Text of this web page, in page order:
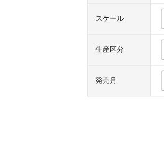
スケール
生産区分
発売月